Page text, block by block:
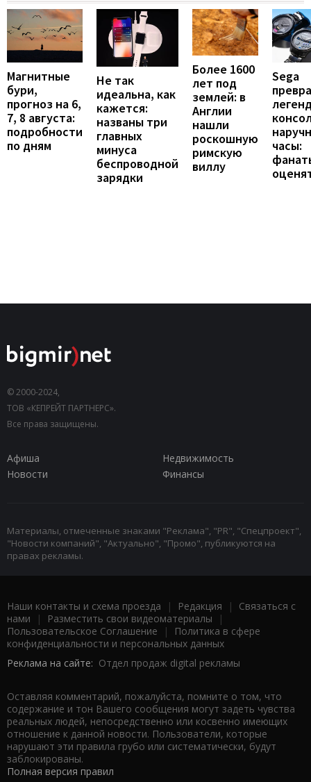
Магнитные
бури,
прогноз на 6,
7, 8 августа:
подробности
по дням
Не так
идеальна, как
кажется:
названы три
главных
минуса
беспроводной
зарядки
Более 1600
лет под
землей: в
Англии
нашли
роскошную
римскую
виллу
Sega
часы:
© 2000-2024,
ТОВ «КЕПРЕЙТ ПАРТНЕРС».
Все права защищены.
Афиша
Недвижимость
Новости
Финансы
Материалы, отмеченные знаками "Реклама", "PR", "Спецпроект",
"Новости компаний", "Актуально", "Промо", публикуются на
правах рекламы.
Наши контакты и схема проезда | Редакция | Связаться с
нами | Разместить свои видеоматериалы |
Пользовательское Соглашение |
Политика в сфере
конфиденциальности и персональных данных
Реклама на сайте: Отдел продаж digital рекламы
Оставляя комментарий, пожалуйста, помните о том, что
содержание и тон Вашего сообщения могут задеть чувства
реальных людей, непосредственно или косвенно имеющих
отношение к данной новости. Пользователи, которые
нарушают эти правила грубо или систематически, будут
заблокированы.
Полная версия правил